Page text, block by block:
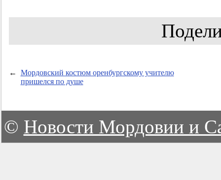
←
Мордовский костюм оренбургскому учителю
пришелся по душе
© Новости Мордовии и